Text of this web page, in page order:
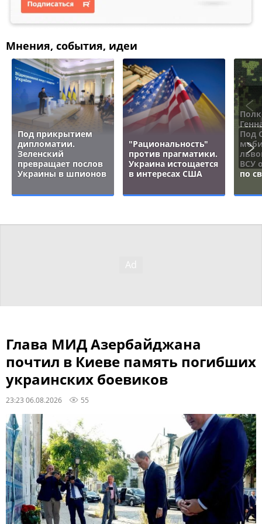
Мнения, события, идеи
Под прикрытием
дипломатии.
Зеленский
превращает послов
Украины в шпионов
"Рациональность"
против прагматики.
Украина истощается
в интересах США
Под
ВСУ
по
Глава МИД Азербайджана
почтил в Киеве память погибших
украинских боевиков
23:23 06.08.2026 55